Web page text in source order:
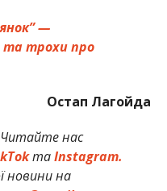
—
та трохи про
Остап Лагойда
Читайте нас
таInstagram.
новини на